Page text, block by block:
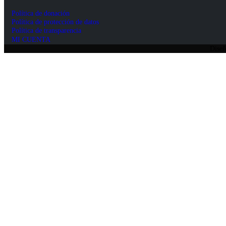
Política de donación
Política de protección de datos
Política de transparencia
MI CUENTA